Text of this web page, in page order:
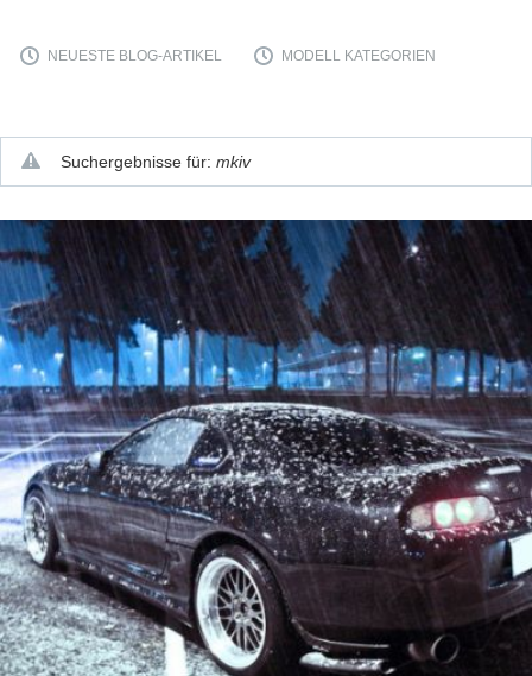
NEUESTE BLOG-ARTIKEL MODELL KATEGORIEN
Suchergebnisse für: mkiv